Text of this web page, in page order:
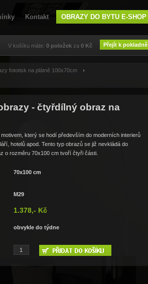
Kontakt OBRAZY DO BYTU E-SHOP
V košíku máte: 0 položek za 0 Kč Přejít k pokladně
fototisk na plátně 100x70cm
- čtyřdílný obraz na
který se hodí především do moderních interierů
hotelů apod. Tento typ obrazů se již nevkládá do
o rozměru 70x100 cm tvoří čtyři části.
70x100 cm
M29
1.378,- Kč
obvykle do týdne